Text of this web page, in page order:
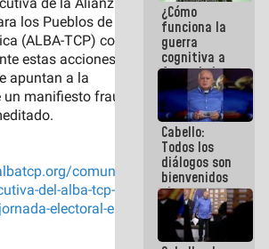
energético
¿Cómo
funciona la
guerra
cognitiva a
favor de la
narrativa
hegemónica?
(1)
Cabello:
Todos los
diálogos son
bienvenidos
siempre que
estén en el
marco de la
Constitución